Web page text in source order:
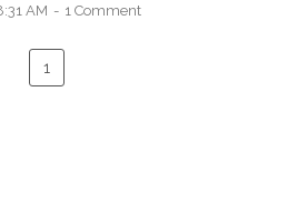
AM 1 Comment
1